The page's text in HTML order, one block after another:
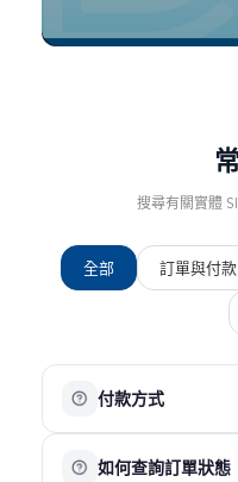
搜尋有關實體
全部 訂單與付款
付款方式
銀行信用卡
如何查詢訂單狀態